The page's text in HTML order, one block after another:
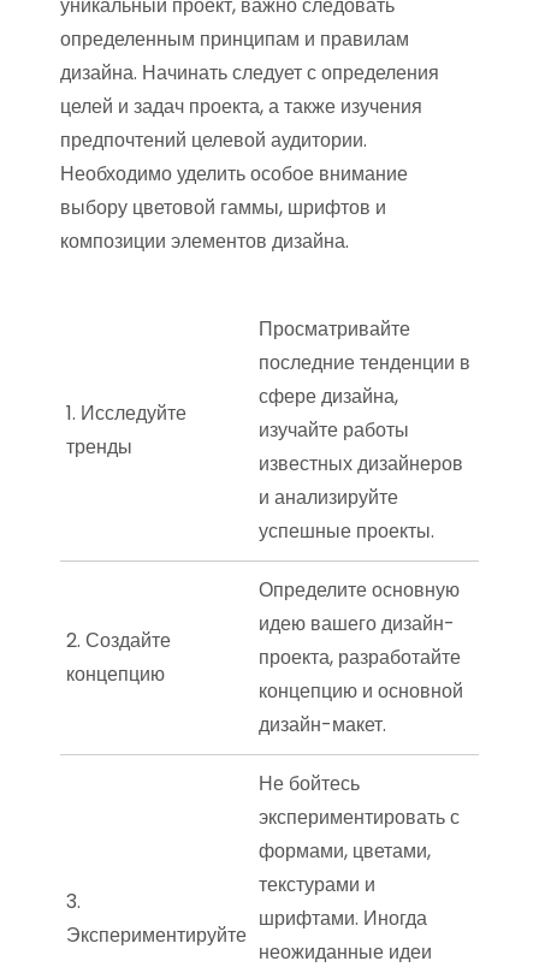
определенным принципам и правилам
дизайна. Начинать следует с определения
целей и задач проекта, а также изучения
предпочтений целевой аудитории.
Необходимо уделить особое внимание
выбору цветовой гаммы, шрифтов и
композиции элементов дизайна.
1. Исследуйте
тренды
Просматривайте
последние тенденции в
сфере дизайна,
изучайте работы
известных дизайнеров
и анализируйте
успешные проекты.
2. Создайте
концепцию
Определите основную
идею вашего дизайн-
проекта, разработайте
концепцию и основной
дизайн-макет.
3.
Экспериментируйте
Не бойтесь
экспериментировать с
формами, цветами,
текстурами и
шрифтами. Иногда
неожиданные идеи